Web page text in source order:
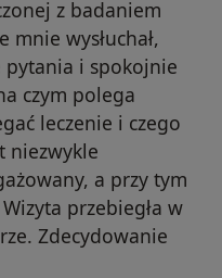
z badaniem
mnie wysłuchał,
pytania i spokojnie
czym polega
leczenie i czego
niezwykle
a przy tym
przebiegła w
Zdecydowanie